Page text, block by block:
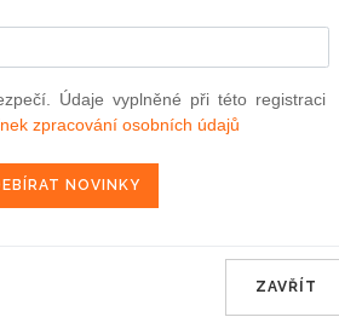
Nová
Údaje vyplněné při této registraci
zpracování osobních údajů
ZAVŘÍT